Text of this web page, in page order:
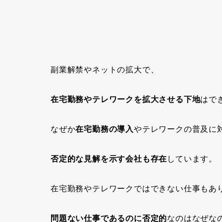
副業解禁やネットの拡大で、
在宅勤務やテレワークを拡大させる下地はで
なぜか在宅勤務の導入やテレワークの普及 に
否定的な見解を示す会社も存在 しています。
在宅勤務やテレワークではできない仕事もあ
問題ない仕事であるのに否定的なのはなぜな